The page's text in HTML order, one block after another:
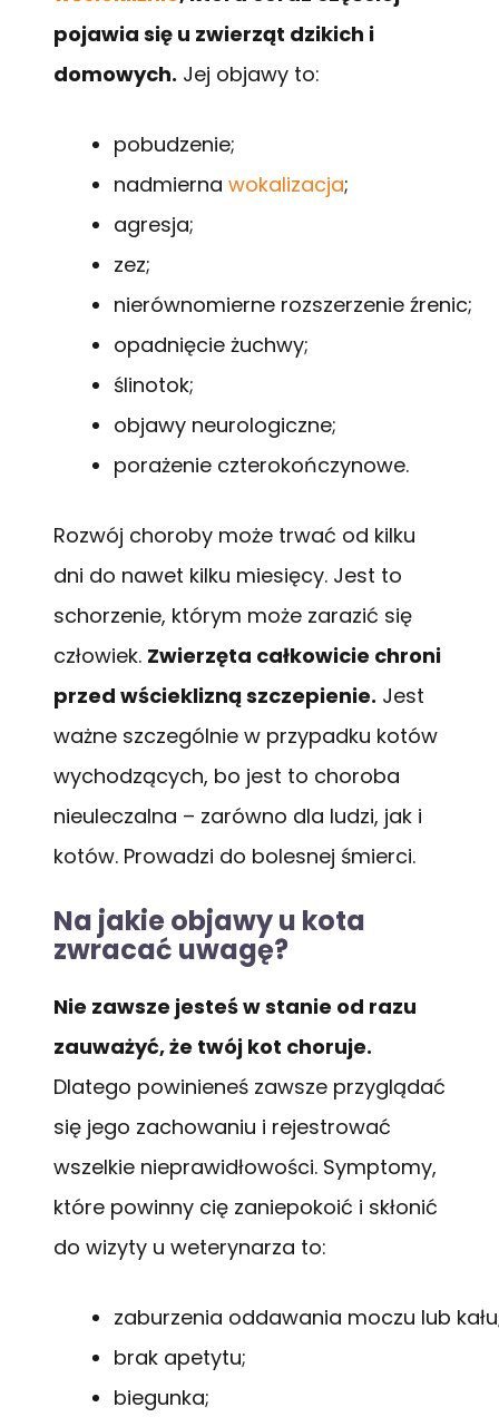
pojawia się u zwierząt dzikich i
domowych. Jej objawy to:
pobudzenie;
nadmierna wokalizacja;
agresja;
zez;
nierównomierne rozszerzenie źrenic;
opadnięcie żuchwy;
ślinotok;
objawy neurologiczne;
porażenie czterokończynowe.
Rozwój choroby może trwać od kilku
dni do nawet kilku miesięcy. Jest to
schorzenie, którym może zarazić się
człowiek. Zwierzęta całkowicie chroni
przed wścieklizną szczepienie. Jest
ważne szczególnie w przypadku kotów
wychodzących, bo jest to choroba
nieuleczalna – zarówno dla ludzi, jak i
kotów. Prowadzi do bolesnej śmierci.
Na jakie objawy u kota
zwracać uwagę?
Nie zawsze jesteś w stanie od razu
zauważyć, że twój kot choruje.
Dlatego powinieneś zawsze przyglądać
się jego zachowaniu i rejestrować
wszelkie nieprawidłowości. Symptomy,
które powinny cię zaniepokoić i skłonić
do wizyty u weterynarza to:
zaburzenia oddawania moczu lub
brak apetytu;
biegunka;